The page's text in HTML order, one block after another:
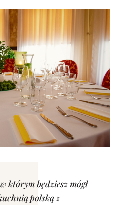
którym będziesz mógł
polską z